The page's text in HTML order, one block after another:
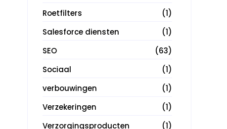
Roetfilters
(1)
Salesforce diensten
(1)
SEO
(63)
Sociaal
(1)
verbouwingen
(1)
Verzekeringen
(1)
Verzorgingsproducten
(1)